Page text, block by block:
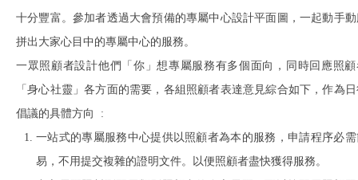
十分豐富。參加者透過大會預備的專屬中心設計平面圖，一起動手
拼出大家心目中的專屬中心的服務。
一眾照顧者設計他們「你」想專屬服務有多個面向，同時回應照顧
「身心社靈」各方面的需要，各組照顧者表達意見綜合如下，作為
倡議的具體方向 :
一站式的專屬服務中心提供以照顧者為本的服務，申請程序必
易，不用提交複雜的證明文件。以便照顧者盡快獲得服務。